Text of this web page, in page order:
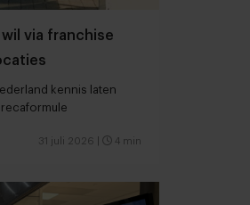
via franchise
kennis laten
31 juli 2026 4 min